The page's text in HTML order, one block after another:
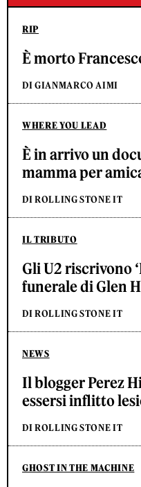
RIP
È morto
DI GIANMARCO AIMI
WHERE YOU LEAD
È in arrivo un
mamma per
DI ROLLING STONE IT
IL TRIBUTO
Gli U2 riscrivono
funerale di Glen
DI ROLLING STONE IT
NEWS
Il blogger Perez
essersi inflitto
DI ROLLING STONE IT
GHOST IN THE MACHINE